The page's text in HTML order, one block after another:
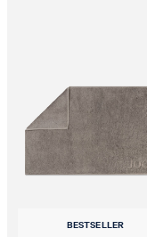
BESTSELLER